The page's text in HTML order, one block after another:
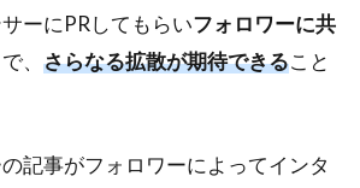
ーにPRしてもらいフォロワーに共
、 さらなる拡散が期待できること
記事がフォロワーによってインタ